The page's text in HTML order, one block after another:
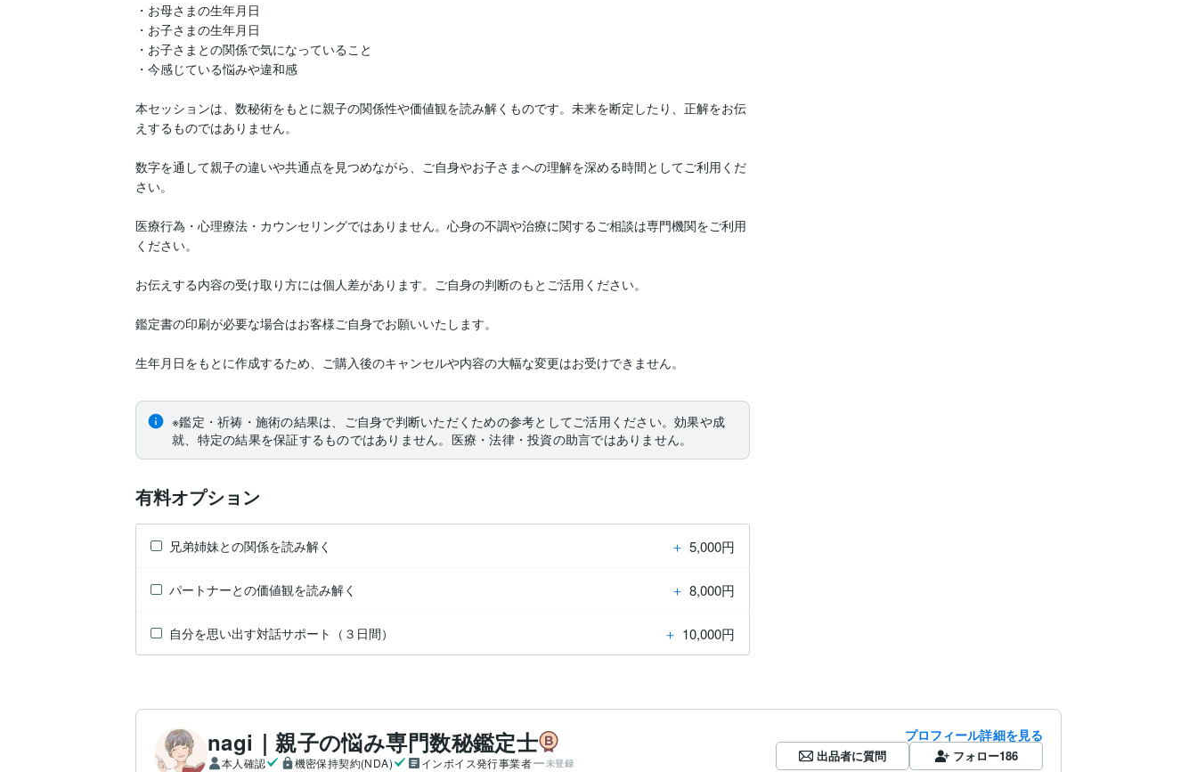
・お母さまの生年月日
・お子さまの生年月日
・お子さまとの関係で気になっていること
・今感じている悩みや違和感
本セッションは、数秘術をもとに親子の関係性や価値観を読み解くものです。未来を断定したり、正解をお伝
えするものではありません。
数字を通して親子の違いや共通点を見つめながら、ご自身やお子さまへの理解を深める時間としてご利用くだ
さい。
医療行為・心理療法・カウンセリングではありません。心身の不調や治療に関するご相談は専門機関をご利用
ください。
お伝えする内容の受け取り方には個人差があります。ご自身の判断のもとご活用ください。
鑑定書の印刷が必要な場合はお客様ご自身でお願いいたします。
生年月日をもとに作成するため、ご購入後のキャンセルや内容の大幅な変更はお受けできません。
※鑑定・祈祷・施術の結果は、ご自身で判断いただくための参考としてご活用ください。効果や成
就、特定の結果を保証するものではありません。医療・法律・投資の助言ではありません。
有料オプション
兄弟姉妹との関係を読み解く ＋ 5,000円
パートナーとの価値観を読み解く ＋ 8,000円
自分を思い出す対話サポート（３日間） ＋ 10,000円
nagi｜親子の悩み専門数秘鑑定士
本人確認 機密保持契約(NDA) インボイス発行事業者 未登録
プロフィール詳細を見る
出品者に質問 フォロー186